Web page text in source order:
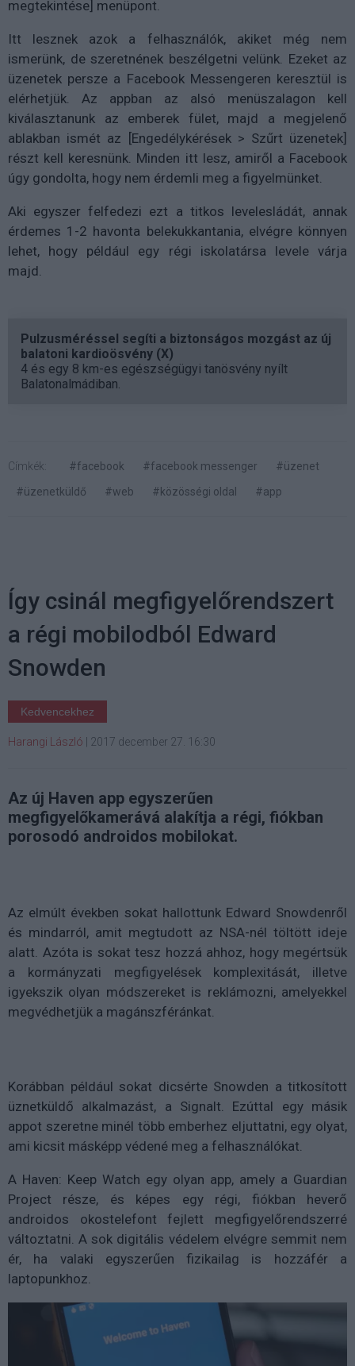
megtekintése] menüpont.
Itt lesznek azok a felhasználók, akiket még nem
ismerünk, de szeretnének beszélgetni velünk. Ezeket az
üzenetek persze a Facebook Messengeren keresztül is
elérhetjük. Az appban az alsó menüszalagon kell
kiválasztanunk az emberek fület, majd a megjelenő
ablakban ismét az [Engedélykérések > Szűrt üzenetek]
részt kell keresnünk. Minden itt lesz, amiről a Facebook
úgy gondolta, hogy nem érdemli meg a figyelmünket.
Aki egyszer felfedezi ezt a titkos levelesládát, annak
érdemes 1-2 havonta belekukkantania, elvégre könnyen
lehet, hogy például egy régi iskolatársa levele várja
majd.
Pulzusméréssel segíti a biztonságos mozgást az új
balatoni kardioösvény (X)
4 és egy 8 km-es egészségügyi tanösvény nyílt
Balatonalmádiban.
Címkék: #facebook #facebook messenger
#üzenet
#üzenetküldő
#web #közösségi oldal #app
Így csinál megfigyelőrendszert
a régi mobilodból Edward
Snowden
Kedvencekhez
Harangi László 2017 december 27. 16:30
Az új Haven app egyszerűen
megfigyelőkamerává alakítja a régi, fiókban
porosodó androidos mobilokat.
Az elmúlt években sokat hallottunk Edward Snowdenről
és mindarról, amit megtudott az NSA-nél töltött ideje
alatt. Azóta is sokat tesz hozzá ahhoz, hogy megértsük
a kormányzati megfigyelések komplexitását, illetve
igyekszik olyan módszereket is reklámozni, amelyekkel
megvédhetjük a magánszféránkat.
Korábban például sokat dicsérte Snowden a titkosított
üznetküldő alkalmazást, a Signalt. Ezúttal egy másik
appot szeretne minél több emberhez eljuttatni, egy olyat,
ami kicsit másképp védené meg a felhasználókat.
A Haven: Keep Watch egy olyan app, amely a Guardian
Project része, és képes egy régi, fiókban heverő
androidos okostelefont fejlett megfigyelőrendszerré
változtatni. A sok digitális védelem elvégre semmit nem
ér, ha valaki egyszerűen fizikailag is hozzáfér a
laptopunkhoz.